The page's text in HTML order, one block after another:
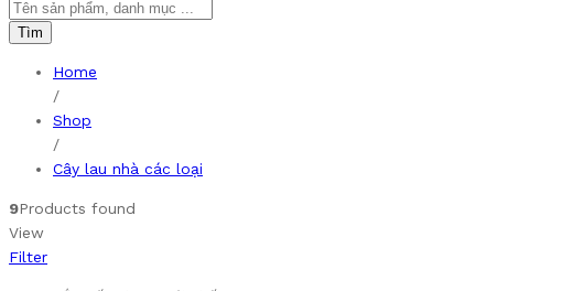
Tìm
Home
/
Shop
/
Cây lau nhà các loại
9Products found
View
Filter